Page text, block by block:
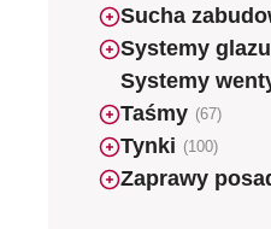
Sucha
Systemy
Systemy
Taśmy (67)
Tynki (100)
Zaprawy